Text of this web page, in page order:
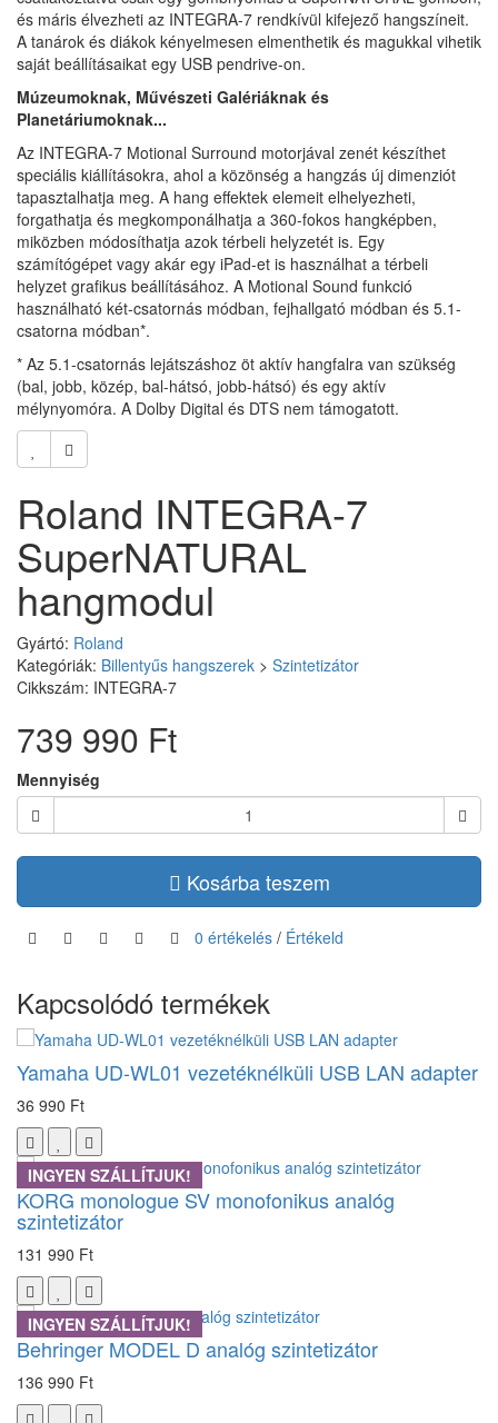
és máris élvezheti az INTEGRA-7 rendkívül kifejező hangszíneit.
A tanárok és diákok kényelmesen elmenthetik és magukkal vihetik
saját beállításaikat egy USB pendrive-on.
Múzeumoknak, Művészeti Galériáknak és
Planetáriumoknak...
Az INTEGRA-7 Motional Surround motorjával zenét készíthet
speciális kiállításokra, ahol a közönség a hangzás új dimenziót
tapasztalhatja meg. A hang effektek elemeit elhelyezheti,
forgathatja és megkomponálhatja a 360-fokos hangképben,
miközben módosíthatja azok térbeli helyzetét is. Egy
számítógépet vagy akár egy iPad-et is használhat a térbeli
helyzet grafikus beállításához. A Motional Sound funkció
használható két-csatornás módban, fejhallgató módban és 5.1-
csatorna módban*.
* Az 5.1-csatornás lejátszáshoz öt aktív hangfalra van szükség
(bal, jobb, közép, bal-hátsó, jobb-hátsó) és egy aktív
mélynyomóra. A Dolby Digital és DTS nem támogatott.
Roland INTEGRA-7
SuperNATURAL
hangmodul
Gyártó: Roland
Kategóriák: Billentyűs hangszerek > Szintetizátor
Cikkszám: INTEGRA-7
739 990 Ft
Mennyiség
Kosárba teszem
0 értékelés / Értékeld
Kapcsolódó termékek
Yamaha UD-WL01 vezetéknélküli USB LAN adapter
36 990 Ft
INGYEN SZÁLLÍTJUK!
KORG monologue SV monofonikus analóg
szintetizátor
131 990 Ft
INGYEN SZÁLLÍTJUK!
Behringer MODEL D analóg szintetizátor
136 990 Ft